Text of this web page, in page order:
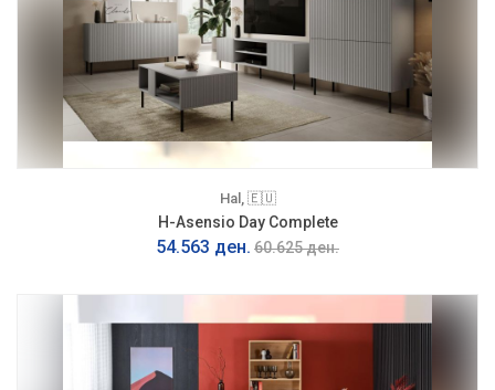
Hal, 🇪🇺
H-Asensio Day Complete
54.563 ден. 60.625 ден.